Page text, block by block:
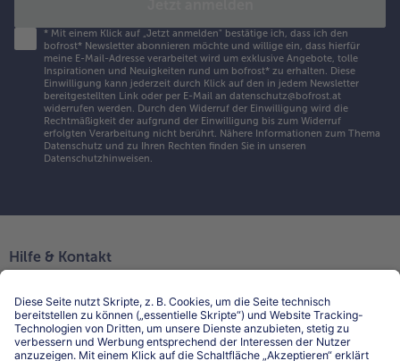
* Mit einem Klick auf „Jetzt anmelden" bestätige ich, dass ich den
bofrost* Newsletter abonnieren möchte und willige ein, dass hierfür
meine E-Mail-Adresse verarbeitet wird um exklusive Angebote, tolle
Inspirationen und Neuigkeiten rund um bofrost* zu erhalten. Diese
Einwilligung kann jederzeit durch Klick auf den in jedem Newsletter
bereitgestellten Link oder per E-Mail an datenschutz@bofrost.at
widerrufen werden. Durch den Widerruf der Einwilligung wird die
Rechtmäßigkeit der aufgrund der Einwilligung bis zum Widerruf
erfolgten Verarbeitung nicht berührt. Nähere Informationen zum Thema
Datenschutz und zu Ihren Rechten finden Sie in unseren
Datenschutzhinweisen.
Hilfe & Kontakt
Kontakt
FAQ